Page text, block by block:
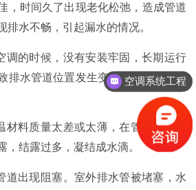
，时间久了出现老化松弛，造成管道
排水不畅，引起漏水的情况。
调的时候，没有安装牢固，长期运行
排水管道位置发生变化，造成排水困
材料质量太差或太薄，在管内制冷剂
，结露过多，凝结成水滴。
道出现阻塞。室外排水管被堵塞，水
空调系统工程